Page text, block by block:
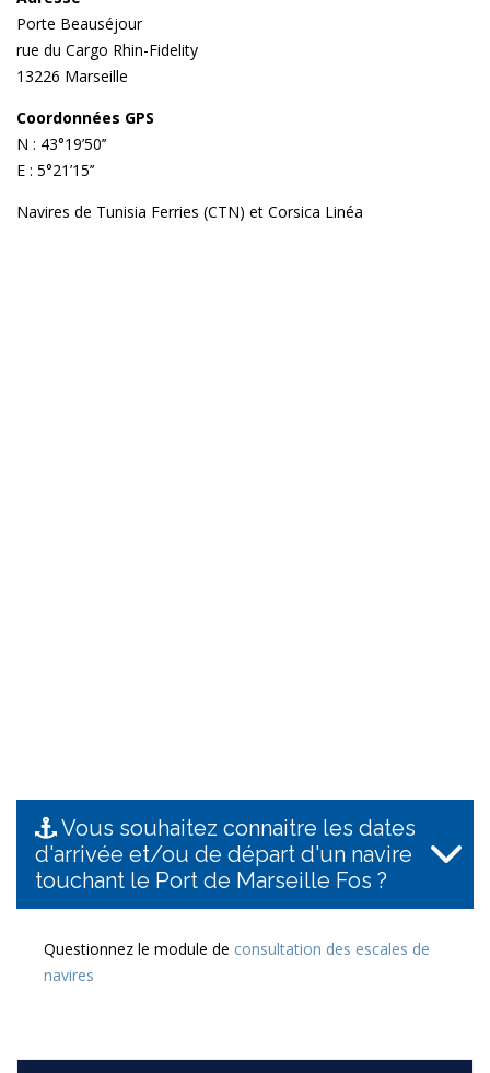
Porte Beauséjour
rue du Cargo Rhin-Fidelity
13226 Marseille
Coordonnées GPS
N : 43°19’50’’
E : 5°21’15’’
Navires de Tunisia Ferries (CTN) et Corsica Linéa
Vous souhaitez connaitre les dates
d'arrivée et/ou de départ d'un navire
touchant le Port de Marseille Fos ?
Questionnez le module de consultation des escales de
navires